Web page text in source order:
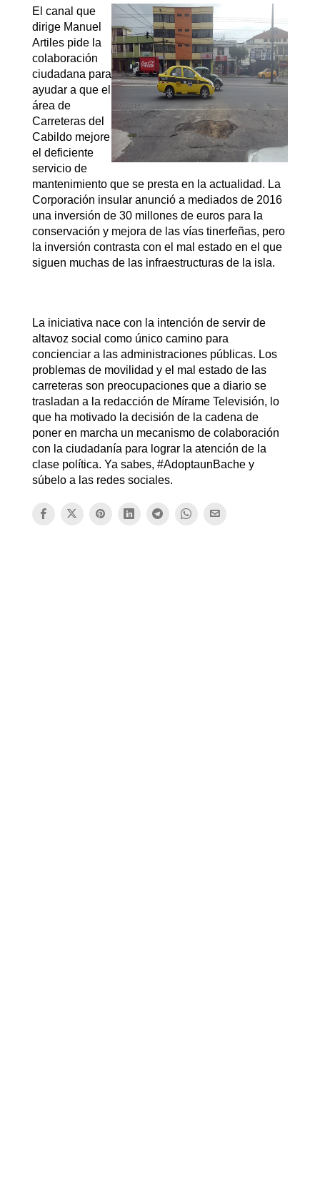
El canal que
dirige Manuel
Artiles pide la
colaboración
ciudadana para
ayudar a que el
área de
Carreteras del
Cabildo mejore
el deficiente
servicio de
mantenimiento que se presta en la actualidad. La
Corporación insular anunció a mediados de 2016
una inversión de 30 millones de euros para la
conservación y mejora de las vías tinerfeñas, pero
la inversión contrasta con el mal estado en el que
siguen muchas de las infraestructuras de la isla.
La iniciativa nace con la intención de servir de
altavoz social como único camino para
concienciar a las administraciones públicas. Los
problemas de movilidad y el mal estado de las
carreteras son preocupaciones que a diario se
trasladan a la redacción de Mírame Televisión, lo
que ha motivado la decisión de la cadena de
poner en marcha un mecanismo de colaboración
con la ciudadanía para lograr la atención de la
clase política. Ya sabes, #AdoptaunBache y
súbelo a las redes sociales.